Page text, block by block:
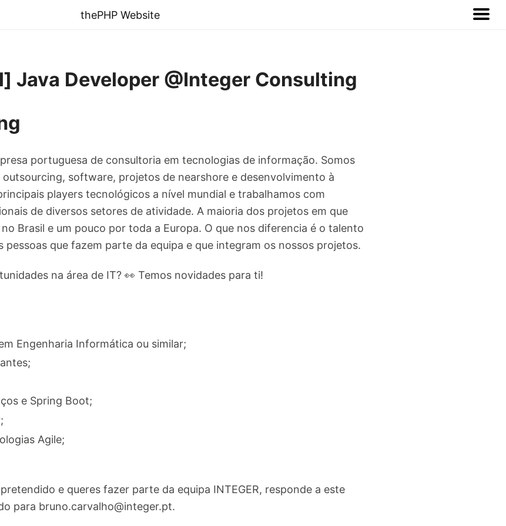
thePHP Website
Java Developer @Integer Consulting
portuguesa de consultoria em tecnologias de informação. Somos
outsourcing, software, projetos de nearshore e desenvolvimento à
players tecnológicos a nível mundial e trabalhamos com
de diversos setores de atividade. A maioria dos projetos em que
Brasil e um pouco por toda a Europa. O que nos diferencia é o talento
pessoas que fazem parte da equipa e que integram os nossos projetos.
na área de IT? 👀 Temos novidades para ti!
Engenharia Informática ou similar;
e Spring Boot;
Agile;
e queres fazer parte da equipa INTEGER, responde a este
para bruno.carvalho@integer.pt.